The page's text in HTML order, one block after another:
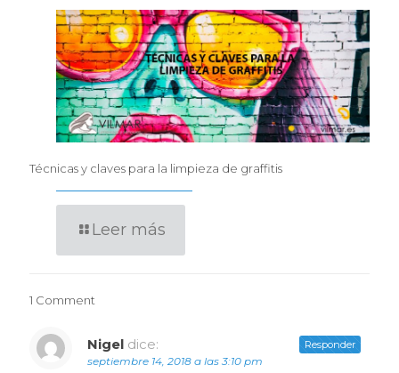
Técnicas y claves para la limpieza de graffitis
Leer más
1 Comment
Nigel dice:
septiembre 14, 2018 a las 3:10 pm
Responder